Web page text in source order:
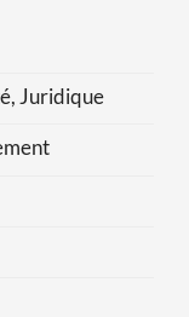
Juridique